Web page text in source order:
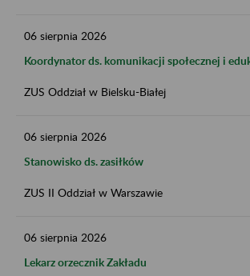
06 sierpnia 2026
Koordynator ds. komunikacji społecznej i
ZUS Oddział w Bielsku-Białej
06 sierpnia 2026
Stanowisko ds. zasiłków
ZUS II Oddział w Warszawie
06 sierpnia 2026
Lekarz orzecznik Zakładu